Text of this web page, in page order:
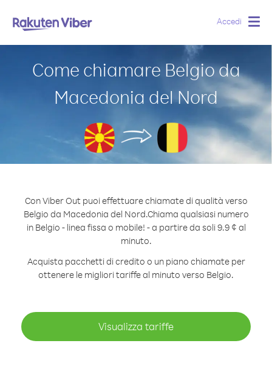
Accedi
Come chiamare Belgio da
Macedonia del Nord
Con Viber Out puoi effettuare chiamate di qualità verso
Belgio da Macedonia del Nord.Chiama qualsiasi numero
in Belgio - linea fissa o mobile! - a partire da soli 9.9 ¢ al
minuto.
Acquista pacchetti di credito o un piano chiamate per
ottenere le migliori tariffe al minuto verso Belgio.
Visualizza tariffe